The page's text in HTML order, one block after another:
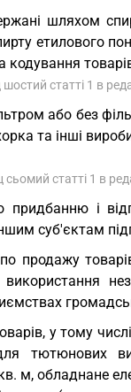
шляхом
етилового
кодування
статті 1 в
або без
та інші
сьомий статті 1 в
придбанню і
суб'єктам
по продажу
використання
товарів, у тому
тютюнових
м, обладнане